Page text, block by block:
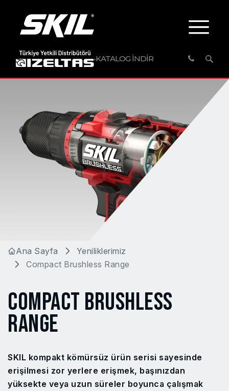
KATALOG İNDİR
Ana Sayfa
Yeniliklerimiz
Compact Brushless Range
COMPACT BRUSHLESS
RANGE
SKIL kompakt kömürsüz ürün serisi sayesinde
erişilmesi zor yerlere erişmek, başınızdan
yüksekte veya uzun süreler boyunca çalışmak